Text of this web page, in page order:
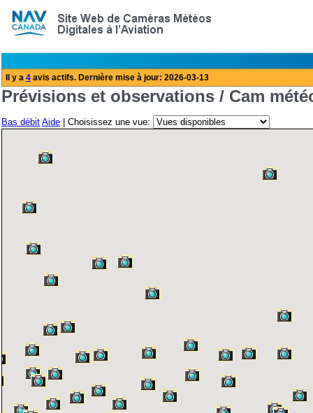
Prévisions et observations / Cam
Bas débit Aide | Choisissez une vue: